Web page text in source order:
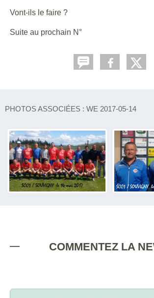
Vont-ils le faire ?
Suite au prochain N°
PHOTOS ASSOCIÉES : WE 2017-05-14
COMMENTEZ LA